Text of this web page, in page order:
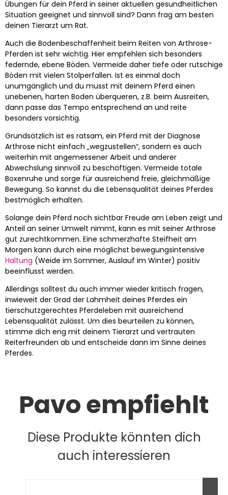
Übungen für dein Pferd in seiner aktuellen gesundheitlichen
Situation geeignet und sinnvoll sind? Dann frag am besten
deinen Tierarzt um Rat.
Auch die Bodenbeschaffenheit beim Reiten von Arthrose-
Pferden ist sehr wichtig. Hier empfehlen sich besonders
federnde, ebene Böden. Vermeide daher tiefe oder rutschige
Böden mit vielen Stolperfallen. Ist es einmal doch
unumgänglich und du musst mit deinem Pferd einen
unebenen, harten Boden überqueren, z.B. beim Ausreiten,
dann passe das Tempo entsprechend an und reite
besonders vorsichtig.
Grundsätzlich ist es ratsam, ein Pferd mit der Diagnose
Arthrose nicht einfach „wegzustellen“, sondern es auch
weiterhin mit angemessener Arbeit und anderer
Abwechslung sinnvoll zu beschäftigen. Vermeide totale
Boxenruhe und sorge für ausreichend freie, gleichmäßige
Bewegung. So kannst du die Lebensqualität deines Pferdes
bestmöglich erhalten.
Solange dein Pferd noch sichtbar Freude am Leben zeigt und
Anteil an seiner Umwelt nimmt, kann es mit seiner Arthrose
gut zurechtkommen. Eine schmerzhafte Steifheit am
Morgen kann durch eine möglichst bewegungsintensive
Haltung (Weide im Sommer, Auslauf im Winter) positiv
beeinflusst werden.
Allerdings solltest du auch immer wieder kritisch fragen,
inwieweit der Grad der Lahmheit deines Pferdes ein
tierschutzgerechtes Pferdeleben mit ausreichend
Lebensqualität zulässt. Um dies beurteilen zu können,
stimme dich eng mit deinem Tierarzt und vertrauten
Reiterfreunden ab und entscheide dann im Sinne deines
Pferdes.
Pavo empfiehlt
Diese Produkte könnten dich
auch interessieren